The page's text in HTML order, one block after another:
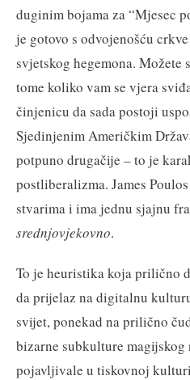
duginim bojama za “Mjesec
je gotovo s odvojenošću
svjetskog hegemona. Možete
tome koliko vam se vjera
činjenicu da sada postoji
Sjedinjenim Američkim
potpuno drugačije – to je
postliberalizma. James
stvarima i ima jednu sjajnu
srednjovjekovno.
To je heuristika koja prilično
da prijelaz na digitalnu
svijet, ponekad na prilično
bizarne subkulture magijskog
pojavljivale u tiskovnoj